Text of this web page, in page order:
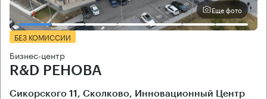
Еще фото
БЕЗ КОМИССИИ
Бизнес-центр
R&D РЕНОВА
Сикорского 11, Сколково, Инновационный Центр